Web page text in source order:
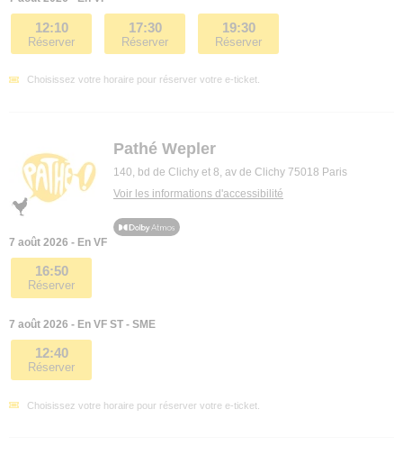
12:10
Réserver
17:30
Réserver
19:30
Réserver
Choisissez votre horaire pour réserver votre e-ticket.
Pathé Wepler
140, bd de Clichy et 8, av de Clichy 75018 Paris
Voir les informations d'accessibilité
7 août 2026 - En VF
16:50
Réserver
7 août 2026 - En VF ST - SME
12:40
Réserver
Choisissez votre horaire pour réserver votre e-ticket.